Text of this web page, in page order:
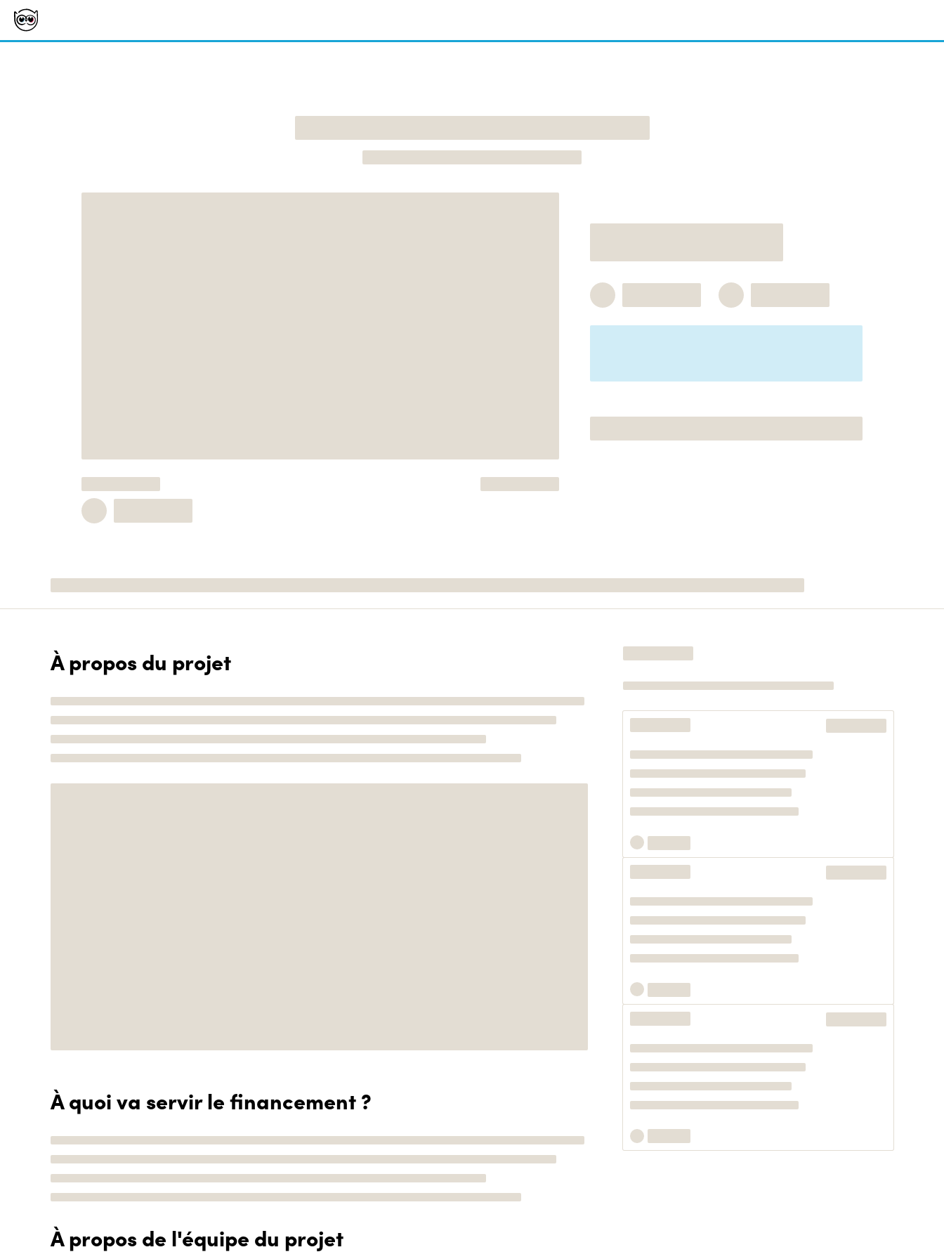
À propos du projet
À quoi va servir le financement ?
À propos de l'équipe du projet